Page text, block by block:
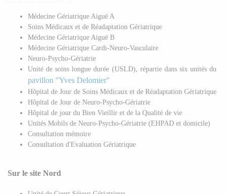
Médecine Gériatrique Aiguë A
Soins Médicaux et de Réadaptation Gériatrique
Médecine Gériatrique Aiguë B
Médecine Gériatrique Cardi-Neuro-Vasculaire
Neuro-Psycho-Gériatrie
Unité de soins longue durée (USLD), répartie dans six unités du
pavillon "Yves Delomier"
Hôpital de Jour de Soins Médicaux et de Réadaptation Gériatrique
Hôpital de Jour de Neuro-Psycho-Gériatrie
Hôpital de jour du Bien Vieillir et de la Qualité de vie
Unités Mobils de Neuro-Psycho-Gériatrie (EHPAD et domicile)
Consultation mémoire
Consultation d'Evaluation Gériatrique
Sur le site Nord